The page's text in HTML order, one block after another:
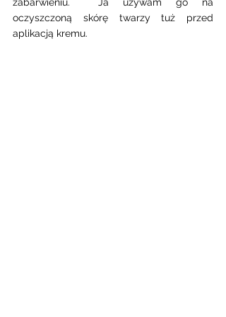
oczyszczoną skórę twarzy tuż przed
aplikacją kremu.